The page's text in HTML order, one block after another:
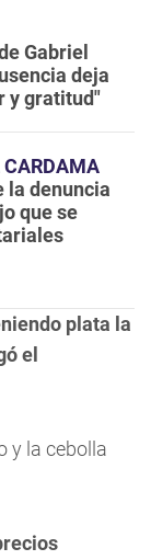
Gabriel
deja
y gratitud"
CARDAMA
la denuncia
que se
plata la
el
y la cebolla